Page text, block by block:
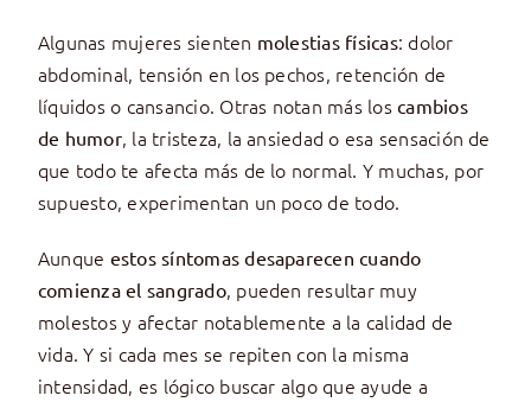
Algunas mujeres sienten molestias físicas: dolor
abdominal, tensión en los pechos, retención de
líquidos o cansancio. Otras notan más loscambios
de humor, la tristeza, la ansiedad o esa sensación de
que todo te afecta más de lo normal. Y muchas, por
supuesto, experimentan un poco de todo.
Aunque estos síntomas desaparecen cuando
comienza el sangrado, pueden resultar muy
molestos y afectar notablemente a la calidad de
vida. Y si cada mes se repiten con la misma
intensidad, es lógico buscar algo que ayude a